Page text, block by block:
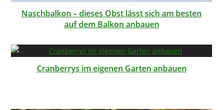
Naschbalkon – dieses Obst lässt sich am besten
auf dem Balkon anbauen
Cranberrys im eigenen Garten anbauen